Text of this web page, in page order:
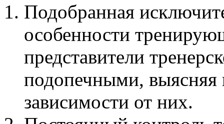
Подобранная
особенности
представители
подопечными, выясняя
зависимости от них.